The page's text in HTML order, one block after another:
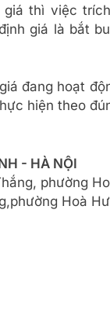
thì việc
giá là bắt
đang hoạt
hiện theo
- HÀ NỘI
phường
Hoà